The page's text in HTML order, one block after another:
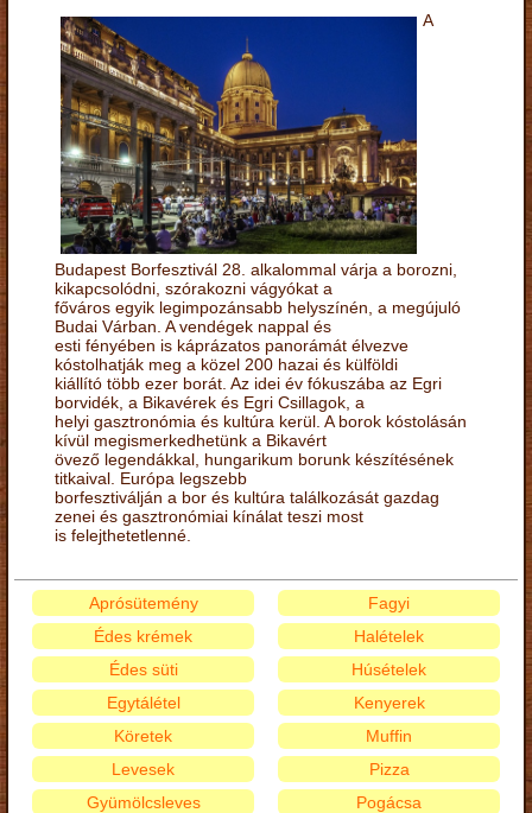
A
Budapest Borfesztivál 28. alkalommal várja a borozni,
kikapcsolódni, szórakozni vágyókat a
főváros egyik legimpozánsabb helyszínén, a megújuló
Budai Várban. A vendégek nappal és
esti fényében is káprázatos panorámát élvezve
kóstolhatják meg a közel 200 hazai és külföldi
kiállító több ezer borát. Az idei év fókuszába az Egri
borvidék, a Bikavérek és Egri Csillagok, a
helyi gasztronómia és kultúra kerül. A borok kóstolásán
kívül megismerkedhetünk a Bikavért
övező legendákkal, hungarikum borunk készítésének
titkaival. Európa legszebb
borfesztiválján a bor és kultúra találkozását gazdag
zenei és gasztronómiai kínálat teszi most
is felejthetetlenné.
Aprósütemény
Édes krémek
Édes süti
Egytálétel
Fagyi
Halételek
Húsételek
Kenyerek
Köretek
Levesek
Gyümölcsleves
Muffin
Pizza
Pogácsa